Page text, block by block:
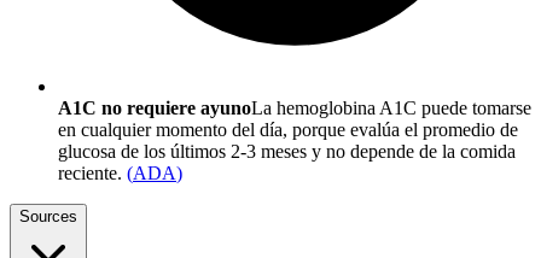
A1C no requiere ayunoLa hemoglobina A1C puede tomarse
en cualquier momento del día, porque evalúa el promedio de
glucosa de los últimos 2-3 meses y no depende de la comida
reciente. (ADA)
Sources